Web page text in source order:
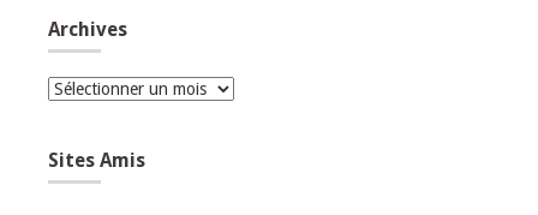
Archives
Archives
Sites Amis